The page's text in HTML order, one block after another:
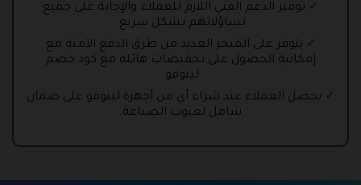
توفير الدعم الفني اللازم للعملاء والإجابة على جميع
تساؤلاتهم بشكل سريع.
يتوفر على المتجر العديد من طرق الدفع الآمنة مع
إمكانية الحصول على تخفيضات هائلة مع كود خصم
لينوفو.
يحصل العملاء عند شراء أي من أجهزة لينوفو على ضمان
شامل لعيوب الصناعة.